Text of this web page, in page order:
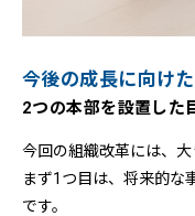
今後の成長に向け
2つの本部を設置した
今回の組織改革には、大
まず1つ目は、将来的な
です。